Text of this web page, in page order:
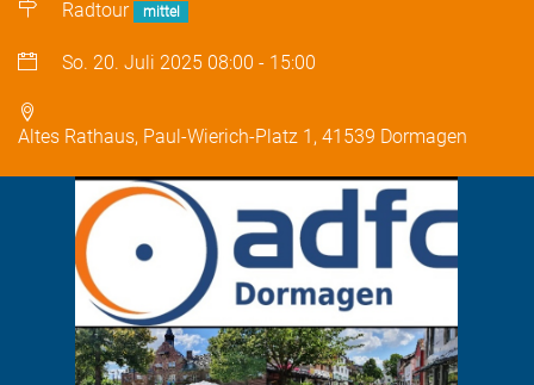
Radtour mittel
So. 20. Juli 2025 08:00 - 15:00
Altes Rathaus, Paul-Wierich-Platz 1, 41539 Dormagen